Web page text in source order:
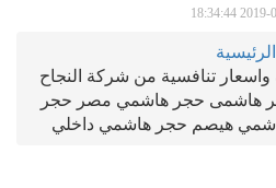
2019-05-10
الرئيسية
واسعار تنافسية من شركة النجاح
هاشمى حجر هاشمي مصر حجر
هيصم حجر هاشمي داخلي